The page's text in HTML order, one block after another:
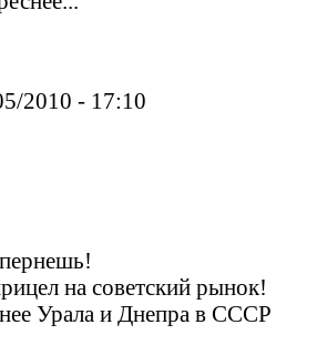
2010 - 17:10
на советский рынок!
Урала и Днепра в СССР